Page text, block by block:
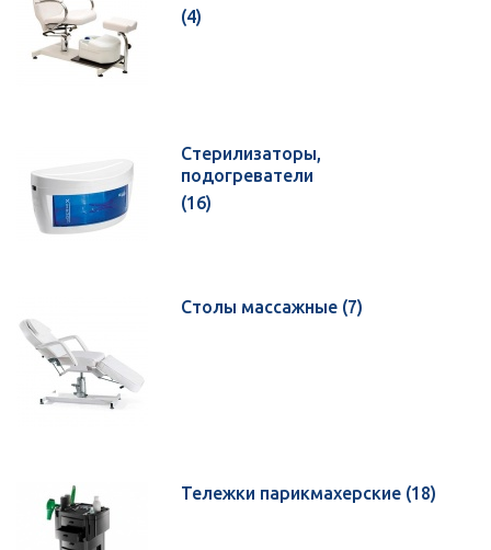
(4)
Стерилизаторы,
подогреватели
(16)
Столы массажные (7)
Тележки парикмахерские (18)